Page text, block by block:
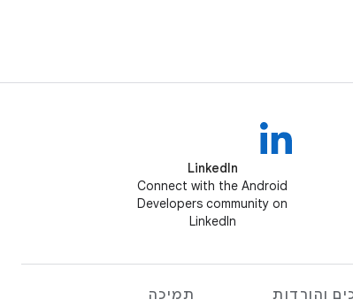
LinkedIn
Connect with the Android
Developers community on
LinkedIn
והורדות
תמיכה